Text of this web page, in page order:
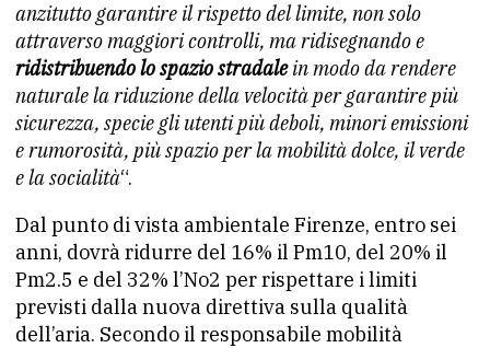
anzitutto garantire il rispetto del limite, non solo
attraverso maggiori controlli, ma ridisegnando e
ridistribuendo lo spazio stradalein modo da rendere
naturale la riduzione della velocità per garantire più
sicurezza, specie gli utenti più deboli, minori emissioni
e rumorosità, più spazio per la mobilità dolce, il verde
e la socialità“.
Dal punto di vista ambientale Firenze, entro sei
anni, dovrà ridurre del 16% il Pm10, del 20% il
Pm2.5 e del 32% l’No2 per rispettare i limiti
previsti dalla nuova direttiva sulla qualità
dell’aria. Secondo il responsabile mobilità